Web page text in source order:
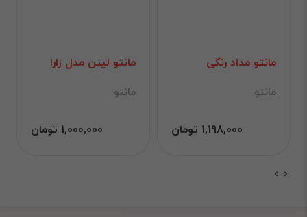
مانتو مداد رنگی
مانتو
1,198,000 تومان
مانتو لینن مدل زارا
مانتو
1,000,000 تومان